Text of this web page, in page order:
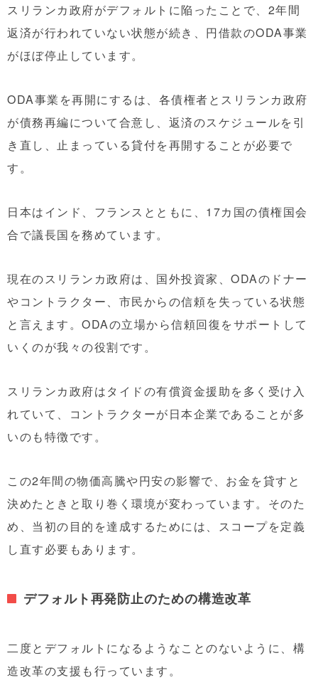
スリランカ政府がデフォルトに陥ったことで、2年間
返済が行われていない状態が続き、円借款のODA事業
がほぼ停止しています。
ODA事業を再開にするは、各債権者とスリランカ政府
が債務再編について合意し、返済のスケジュールを引
き直し、止まっている貸付を再開することが必要で
す。
日本はインド、フランスとともに、17カ国の債権国会
合で議長国を務めています。
現在のスリランカ政府は、国外投資家、ODAのドナー
やコントラクター、市民からの信頼を失っている状態
と言えます。ODAの立場から信頼回復をサポートして
いくのが我々の役割です。
スリランカ政府はタイドの有償資金援助を多く受け入
れていて、コントラクターが日本企業であることが多
いのも特徴です。
この2年間の物価高騰や円安の影響で、お金を貸すと
決めたときと取り巻く環境が変わっています。そのた
め、当初の目的を達成するためには、スコープを定義
し直す必要もあります。
デフォルト再発防止のための構造改革
二度とデフォルトになるようなことのないように、構
造改革の支援も行っています。